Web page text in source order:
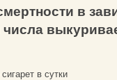
в
в сутки